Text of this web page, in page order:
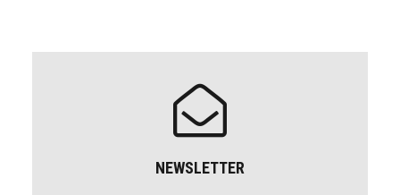
NEWSLETTER